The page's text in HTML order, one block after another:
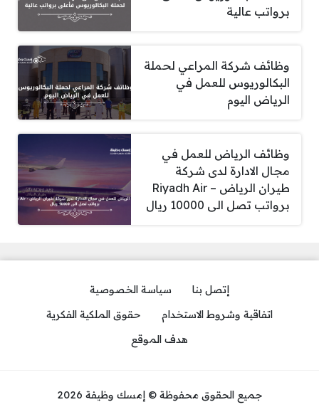
برواتب عالية
وظائف شركة المراعي لحملة
البكالوريوس للعمل في
الرياض اليوم
وظائف الرياض للعمل في
مجال الادارة لدى شركة
طيران الرياض – Riyadh Air
برواتب تصل الى 10000 ريال
إتصل بنا
سياسة الخصوصية
اتفاقية وشروط الاستخدام
حقوق الملكية الفكرية
هدف الموقع
جميع الحقوق محفوظة © إمسك وظيفة 2026